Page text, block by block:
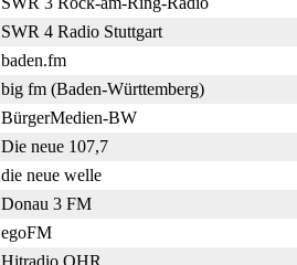
SWR 4 Radio Stuttgart
baden.fm
big fm (Baden-Württemberg)
BürgerMedien-BW
Die neue 107,7
die neue welle
Donau 3 FM
egoFM
Hitradio OHR